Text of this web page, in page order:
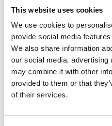
This website uses cookies
We use cookies to
provide social media
We also share information
our social media, advertising
may combine it with other
provided to them or that
of their services.
team building. Le imprese
nella motivazione dei
questo periodo a
Non percepiamo una
settore. Anzi le aziende
cerchiamo di aiutare loro
interna.
Abbiamo un team interno